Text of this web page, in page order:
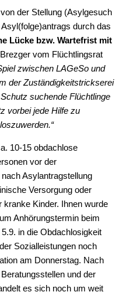
der Stellung (Asylgesuch
durch das
Lücke bzw. Wartefrist mit
vom Flüchtlingsrat
zwischen LAGeSo und
der Zuständigkeitstrickserei
suchende Flüchtlinge
vorbei jede Hilfe zu
10-15 obdachlose
vor der
Asylantragstellung
Versorgung oder
kranke Kinder. Ihnen wurde
Anhörungstermin beim
in die Obdachlosigkeit
Sozialleistungen noch
am Donnerstag. Nach
und der
es sich noch um weit